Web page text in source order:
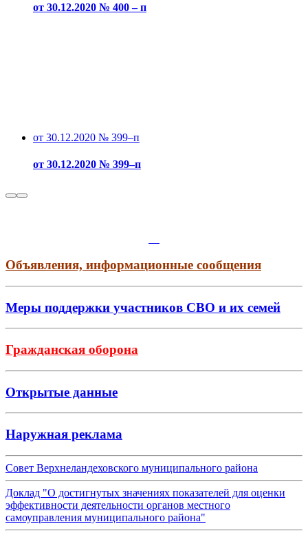
от 30.12.2020 № 400 – п
от 30.12.2020 № 399–п
от 30.12.2020 № 399–п
Объявления, информационные сообщения
Меры поддержки участников СВО и их семей
Гражданская оборона
Открытые данные
Наружная реклама
Совет Верхнеландеховского муниципального района
Доклад "О достигнутых значениях показателей для оценки
эффективности деятельности органов местного
самоуправления муниципального района"